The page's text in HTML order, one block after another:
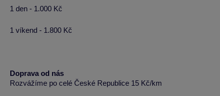
1 den - 1.000 Kč
1 víkend - 1.800 Kč
Doprava od nás
Rozvážíme po celé České Republice 15 Kč/km